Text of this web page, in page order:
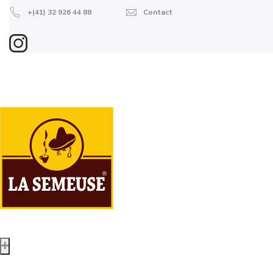
+(41) 32 926 44 88 Contact